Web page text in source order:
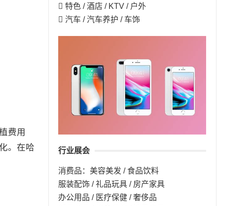
费用
。在哈
 特色 / 酒店 / KTV / 户外
 汽车 / 汽车养护 / 车饰
行业展会
消费品：美容美发 / 食品饮料
服装配饰 / 礼品玩具 / 房产家具
办公用品 / 医疗保健 / 奢侈品